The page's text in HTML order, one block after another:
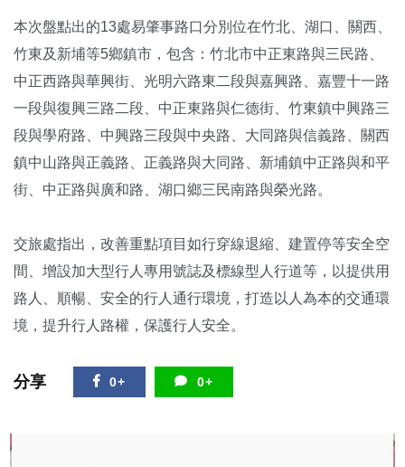
本次盤點出的13處易肇事路口分別位在竹北、湖口、關西、
竹東及新埔等5鄉鎮市，包含：竹北市中正東路與三民路、
中正西路與華興街、光明六路東二段與嘉興路、嘉豐十一路
一段與復興三路二段、中正東路與仁德街、竹東鎮中興路三
段與學府路、中興路三段與中央路、大同路與信義路、關西
鎮中山路與正義路、正義路與大同路、新埔鎮中正路與和平
街、中正路與廣和路、湖口鄉三民南路與榮光路。
交旅處指出，改善重點項目如行穿線退縮、建置停等安全空
間、增設加大型行人專用號誌及標線型人行道等，以提供用
路人、順暢、安全的行人通行環境，打造以人為本的交通環
境，提升行人路權，保護行人安全。
分享 0+ 0+